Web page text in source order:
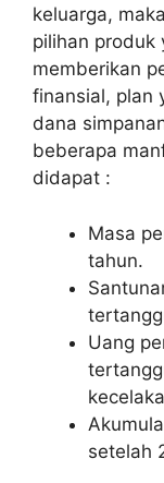
keluarga,
pilihan produk
memberikan
finansial, plan
dana
beberapa
didapat :
Masa
tahun.
Uang
setelah